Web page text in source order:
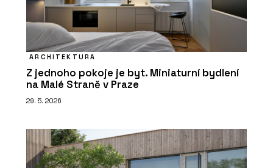
ARCHITEKTURA
Z jednoho pokoje je byt. Miniaturní bydlení
na Malé Straně v Praze
29. 5. 2026